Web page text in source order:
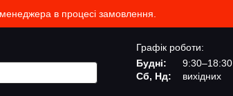
в процесі замовлення.
Графік роботи:
Будні:
9:30–18:30
Сб, Нд:
вихідних